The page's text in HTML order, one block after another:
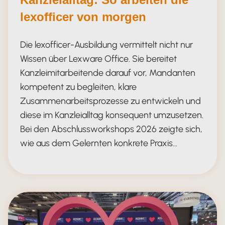
lexofficer von morgen
Die lexofficer-Ausbildung vermittelt nicht nur
Wissen über Lexware Office. Sie bereitet
Kanzleimitarbeitende darauf vor, Mandanten
kompetent zu begleiten, klare
Zusammenarbeitsprozesse zu entwickeln und
diese im Kanzleialltag konsequent umzusetzen.
Bei den Abschlussworkshops 2026 zeigte sich,
wie aus dem Gelernten konkrete Praxis…